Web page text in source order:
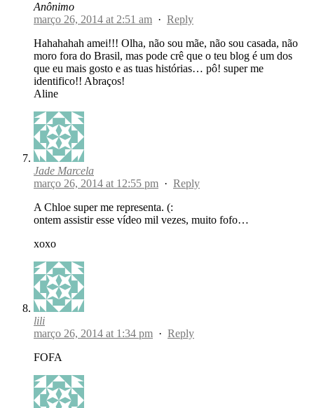
Anônimo
março 26, 2014 at 2:51 am · Reply
Hahahahah amei!!! Olha, não sou mãe, não sou casada, não
moro fora do Brasil, mas pode crê que o teu blog é um dos
que eu mais gosto e as tuas histórias… pô! super me
identifico!! Abraços!
Aline
Jade Marcela
março 26, 2014 at 12:55 pm · Reply
A Chloe super me representa. (:
ontem assistir esse vídeo mil vezes, muito fofo…
xoxo
lili
março 26, 2014 at 1:34 pm · Reply
FOFA